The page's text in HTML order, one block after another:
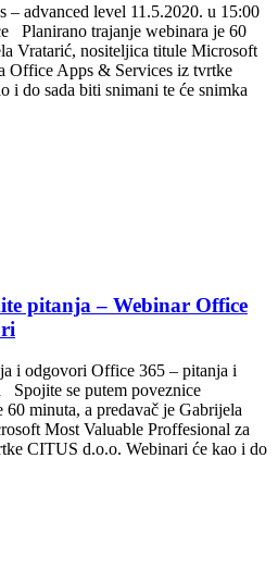
– advanced level 11.5.2020. u 15:00
Planirano trajanje webinara je 60
Vratarić, nositeljica titule Microsoft
Office Apps & Services iz tvrtke
i do sada biti snimani te će snimka
pitanja – Webinar Office
i odgovori Office 365 – pitanja i
se putem poveznice
minuta, a predavač je Gabrijela
Most Valuable Proffesional za
CITUS d.o.o. Webinari će kao i do